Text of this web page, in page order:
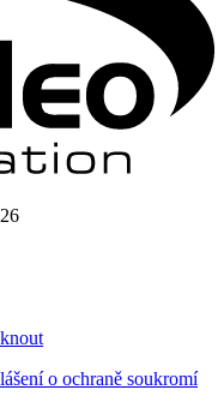
o ochraně soukromí